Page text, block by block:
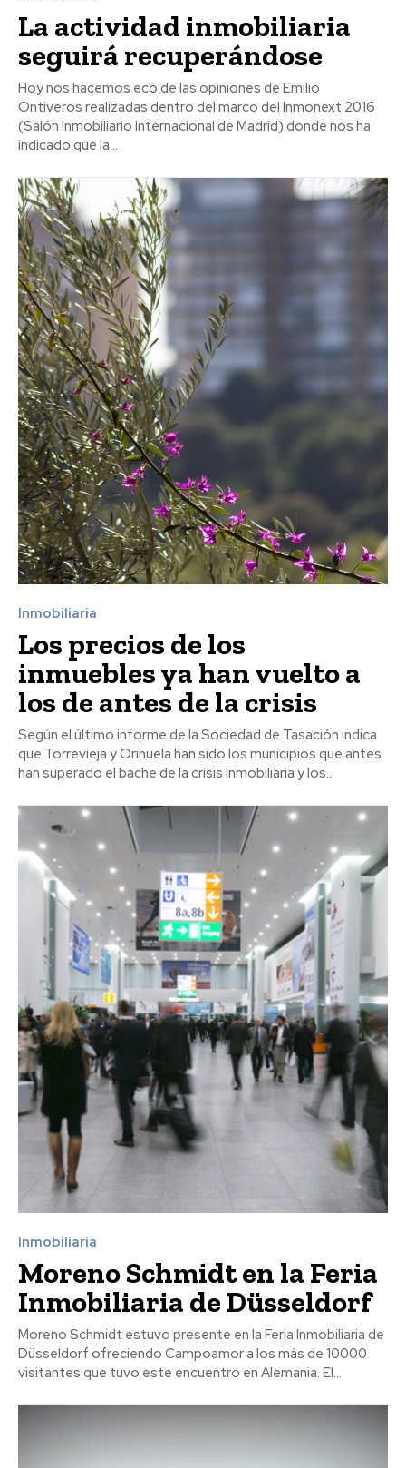
La actividad inmobiliaria
seguirá recuperándose
Hoy nos hacemos eco de las opiniones de Emilio
Ontiveros realizadas dentro del marco del Inmonext 2016
(Salón Inmobiliario Internacional de Madrid) donde nos ha
indicado que la...
Inmobiliaria
Los precios de los
inmuebles ya han vuelto a
los de antes de la crisis
Según el último informe de la Sociedad de Tasación indica
que Torrevieja y Orihuela han sido los municipios que antes
han superado el bache de la crisis inmobiliaria y los...
Inmobiliaria
Moreno Schmidt en la Feria
Inmobiliaria de Düsseldorf
Moreno Schmidt estuvo presente en la Feria Inmobiliaria de
Düsseldorf ofreciendo Campoamor a los más de 10000
visitantes que tuvo este encuentro en Alemania. El...